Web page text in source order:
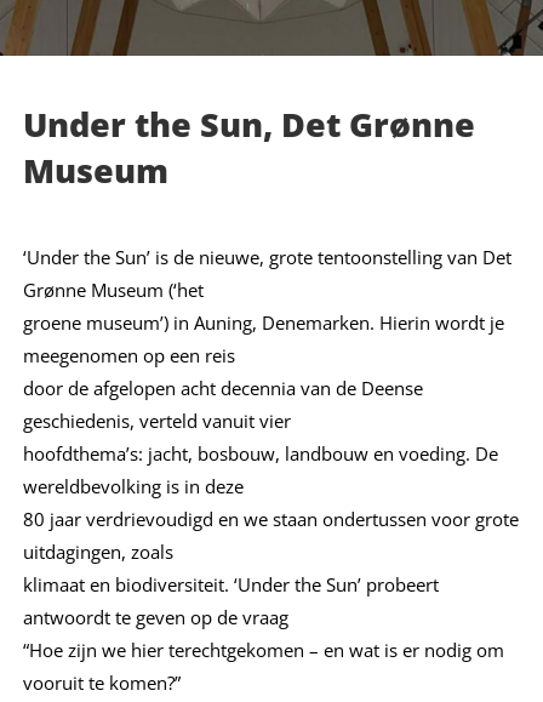
Under the Sun, Det Grønne
Museum
‘Under the Sun’ is de nieuwe, grote tentoonstelling van Det
Grønne Museum (‘het
groene museum’) in Auning, Denemarken. Hierin wordt je
meegenomen op een reis
door de afgelopen acht decennia van de Deense
geschiedenis, verteld vanuit vier
hoofdthema’s: jacht, bosbouw, landbouw en voeding. De
wereldbevolking is in deze
80 jaar verdrievoudigd en we staan ondertussen voor grote
uitdagingen, zoals
klimaat en biodiversiteit. ‘Under the Sun’ probeert
antwoordt te geven op de vraag
“Hoe zijn we hier terechtgekomen – en wat is er nodig om
vooruit te komen?”